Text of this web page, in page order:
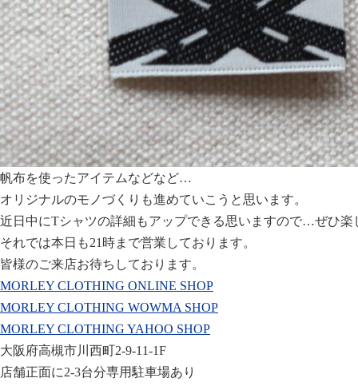
帆布を使ったアイテムなどなど…
オリジナルのモノづくりも進めていこうと思います。
近日中にTシャツの詳細もアップできる思いますので…ぜひ楽
それでは本日も21時まで営業しております。
皆様のご来店お待ちしております。
MORLEY CLOTHING ONLINE SHOP
MORLEY CLOTHING WOWMA SHOP
MORLEY CLOTHING YAHOO SHOP
大阪府高槻市川西町2-9-11-1F
店舗正面に2-3台分専用駐車場あり